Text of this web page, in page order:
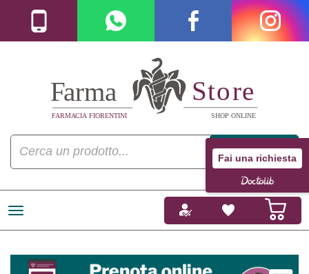
Fai una richiesta